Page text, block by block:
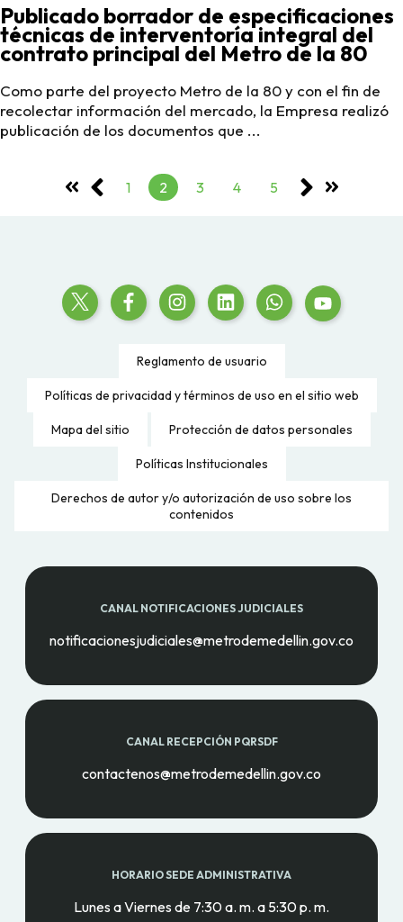
Publicado borrador de especificaciones
técnicas de interventoría integral del
contrato principal del Metro de la 80
Como parte del proyecto Metro de la 80 y con el fin de
recolectar información del mercado, la Empresa realizó
publicación de los documentos que ...
1 2 3 4 5
Reglamento de usuario
Políticas de privacidad y términos de uso en el sitio web
Mapa del sitio Protección de datos personales
Políticas Institucionales
Derechos de autor y/o autorización de uso sobre los
contenidos
CANAL NOTIFICACIONES JUDICIALES
notificacionesjudiciales@metrodemedellin.gov.co
CANAL RECEPCIÓN PQRSDF
contactenos@metrodemedellin.gov.co
HORARIO SEDE ADMINISTRATIVA
Lunes a Viernes de 7:30 a. m. a 5:30 p. m.